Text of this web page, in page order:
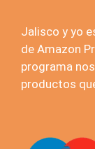
Jalisco y yo
de Amazon
programa
productos